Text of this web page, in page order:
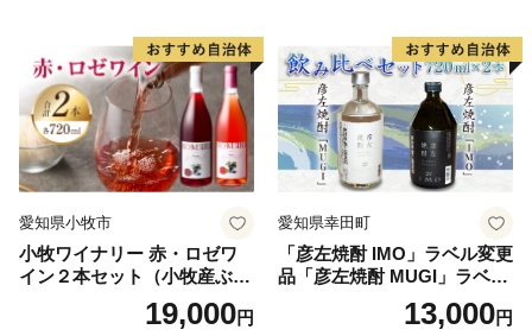
愛知県小牧市
小牧ワイナリー 赤・ロゼワ
イン２本セット（小牧産ぶど
19,000円
愛知県幸田町
「彦左焼酎 IMO」ラベル変更
品「彦左焼酎 MUGI」ラベル
変更品 飲み比べ セット 合計
2本 720ml×各1本 25度 焼酎
13,000円